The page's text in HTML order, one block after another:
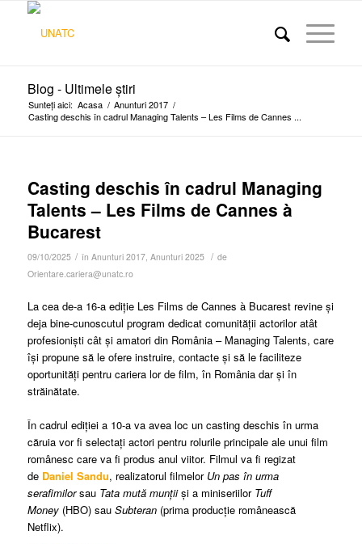
Blog - Ultimele știri
Sunteți aici: Acasa / Anunturi 2017 /
Casting deschis în cadrul Managing Talents – Les Films de Cannes ...
Casting deschis în cadrul Managing
Talents – Les Films de Cannes à
Bucarest
09/10/2025 / în Anunturi 2017, Anunturi 2025 / de
Orientare.cariera@unatc.ro
La cea de-a 16-a ediție Les Films de Cannes à Bucarest revine și
deja bine-cunoscutul program dedicat comunității actorilor atât
profesioniști cât și amatori din România – Managing Talents, care
își propune să le ofere instruire, contacte și să le faciliteze
oportunități pentru cariera lor de film, în România dar și în
străinătate.
În cadrul ediției a 10-a va avea loc un casting deschis în urma
căruia vor fi selectați actori pentru rolurile principale ale unui film
românesc care va fi produs anul viitor. Filmul va fi regizat
de Daniel Sandu, realizatorul filmelor Un pas în urma
serafimilorsau Tata mută munțiiși a miniseriilor Tuff
Money(HBO) sau Subteran(prima producție românească
Netflix).